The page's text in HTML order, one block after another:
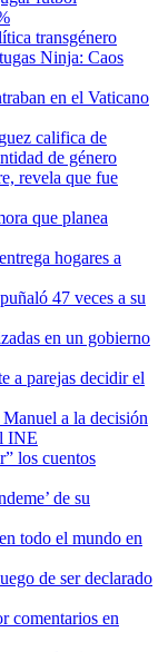
transgénero
Ninja: Caos
en el Vaticano
califica de
de género
revela que fue
que planea
hogares a
47 veces a su
en un gobierno
a parejas decidir el
a la decisión
INE
los cuentos
de su
todo el mundo en
de ser declarado
comentarios en